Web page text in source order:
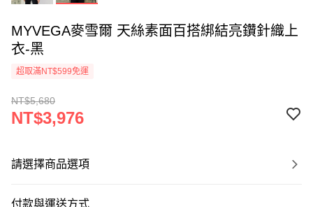
MYVEGA麥雪爾 天絲素面百搭綁結亮鑽針織上
衣-黑
超取滿NT$599免運
NT$5,680
NT$3,976
請選擇商品選項
付款與運送方式